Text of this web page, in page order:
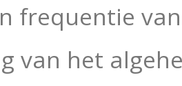
frequentie
van het